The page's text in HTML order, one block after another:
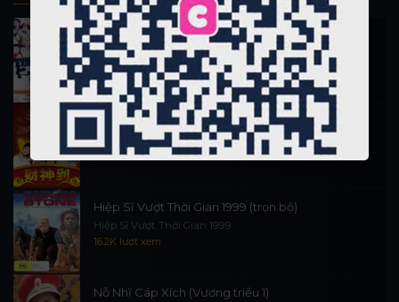
Thi Công Kỳ Án 1997
施公奇案 1997
90.1K lượt xem
Thần Tài Đến 1999
Thần Tài Truyền Kỳ 1999
16.6K lượt xem
Hiệp Sĩ Vượt Thời Gian 1999 (trọn bộ)
Hiệp Sĩ Vượt Thời Gian 1999
16.2K lượt xem
Nỗ Nhĩ Cáp Xích (Vương triều 1)